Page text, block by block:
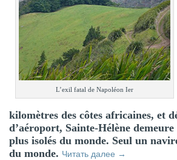
L’exil fatal de Napoléon Ier
kilomètres des côtes africaines, et
d’aéroport, Sainte-Hélène demeure
plus isolés du monde. Seul un
du monde. Читать далее →